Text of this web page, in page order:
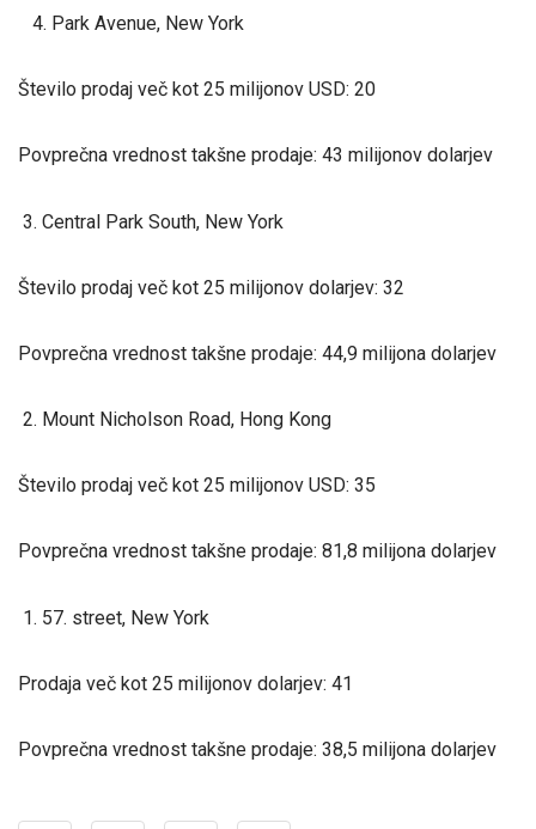
4. Park Avenue, New York
Število prodaj več kot 25 milijonov USD: 20
Povprečna vrednost takšne prodaje: 43 milijonov dolarjev
3. Central Park South, New York
Število prodaj več kot 25 milijonov dolarjev: 32
Povprečna vrednost takšne prodaje: 44,9 milijona dolarjev
2. Mount Nicholson Road, Hong Kong
Število prodaj več kot 25 milijonov USD: 35
Povprečna vrednost takšne prodaje: 81,8 milijona dolarjev
1. 57. street, New York
Prodaja več kot 25 milijonov dolarjev: 41
Povprečna vrednost takšne prodaje: 38,5 milijona dolarjev